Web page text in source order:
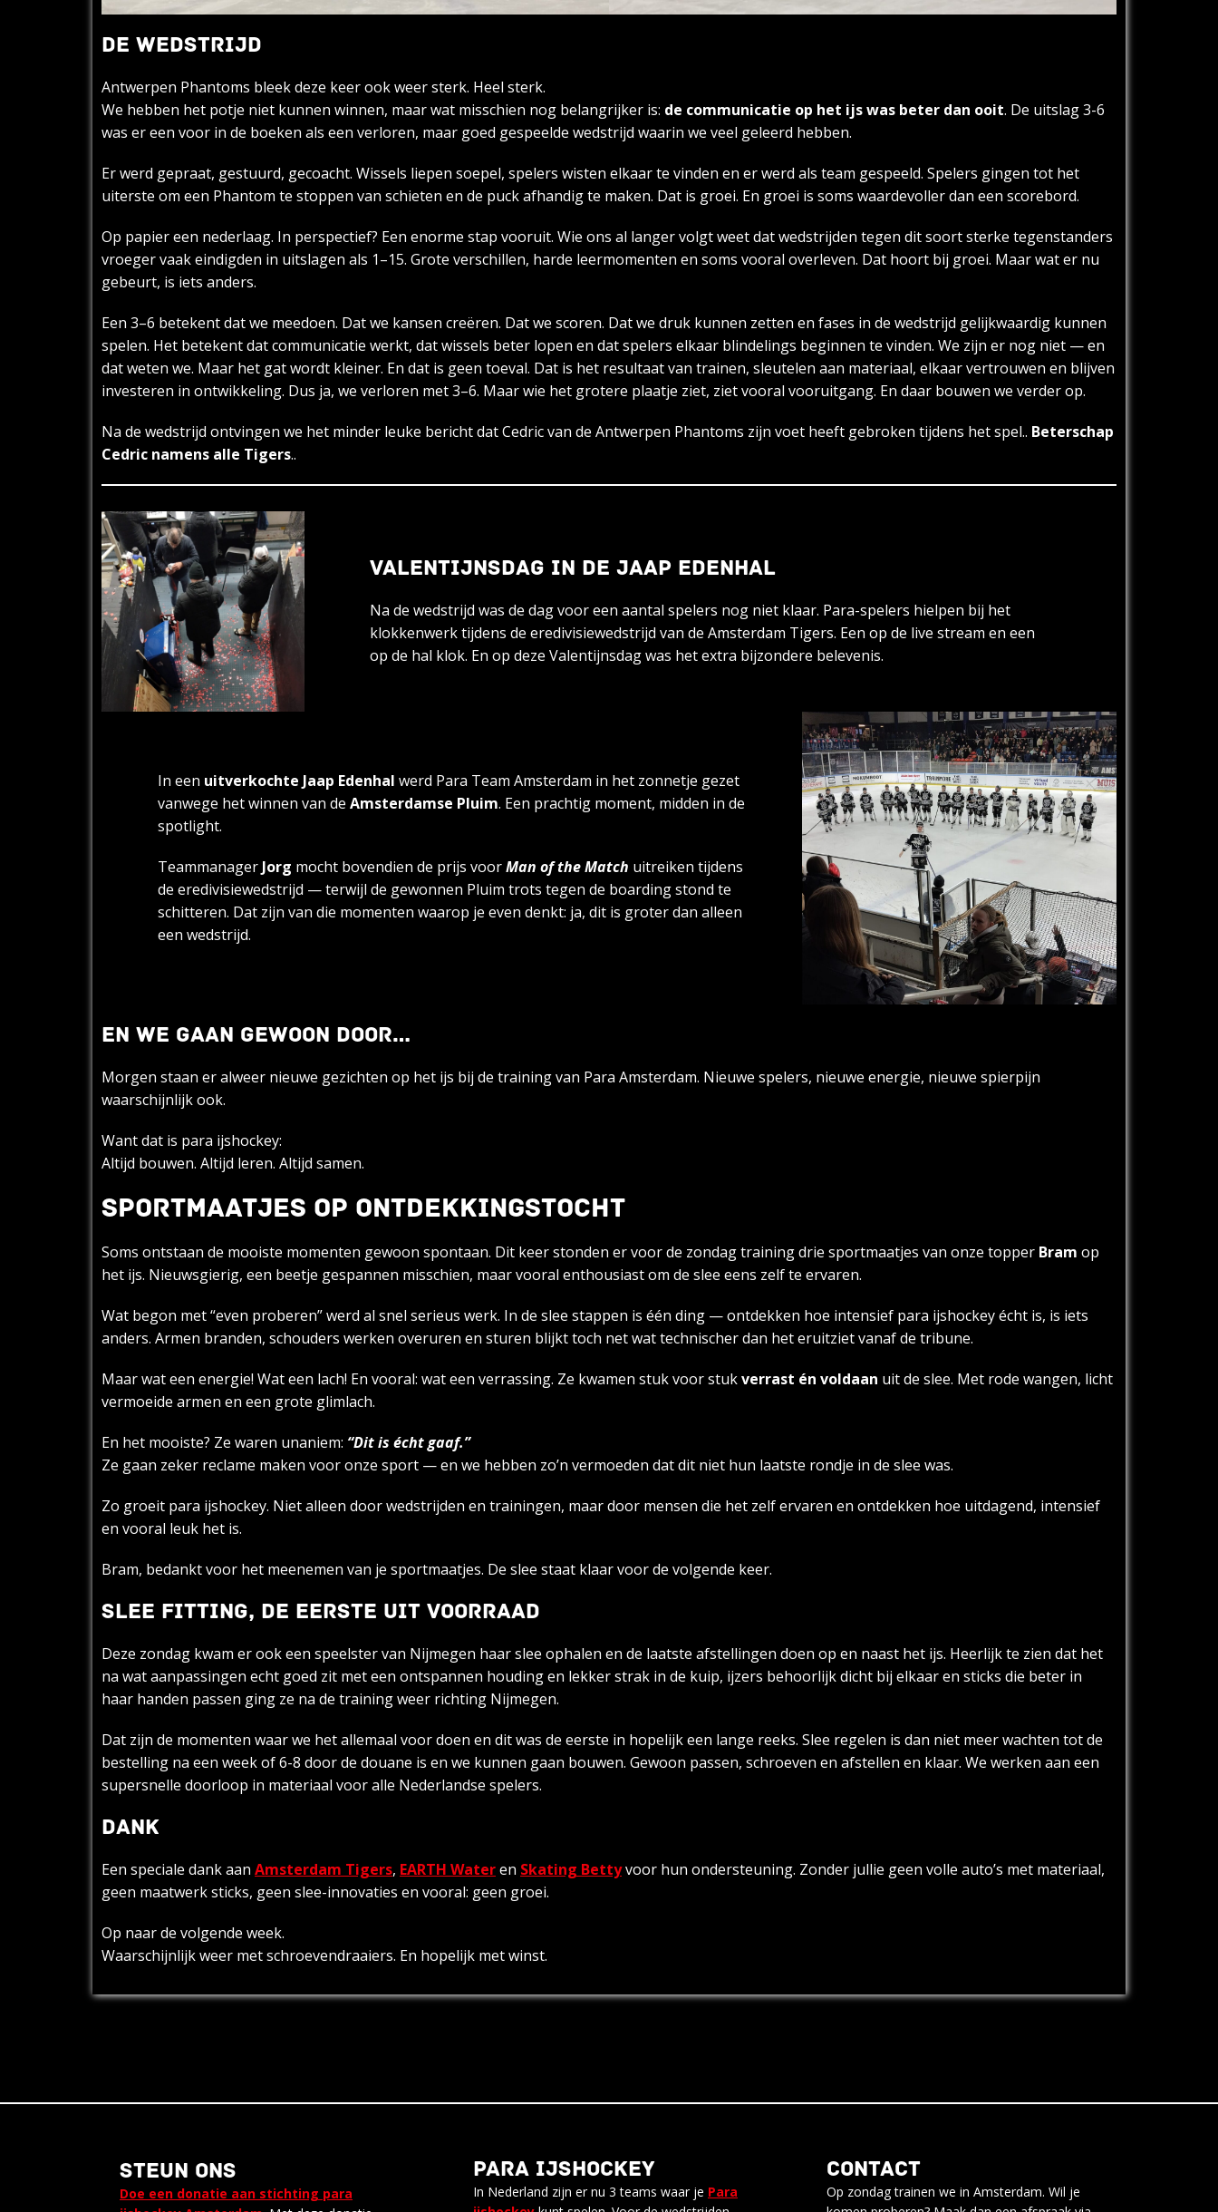
DE WEDSTRIJD
Antwerpen Phantoms bleek deze keer ook weer sterk. Heel sterk.
We hebben het potje niet kunnen winnen, maar wat misschien nog belangrijker is: de communicatie op het ijs was beter dan ooit. De uitslag 3-6
was er een voor in de boeken als een verloren, maar goed gespeelde wedstrijd waarin we veel geleerd hebben.
Er werd gepraat, gestuurd, gecoacht. Wissels liepen soepel, spelers wisten elkaar te vinden en er werd als team gespeeld. Spelers gingen tot het
uiterste om een Phantom te stoppen van schieten en de puck afhandig te maken. Dat is groei. En groei is soms waardevoller dan een scorebord.
Op papier een nederlaag. In perspectief? Een enorme stap vooruit. Wie ons al langer volgt weet dat wedstrijden tegen dit soort sterke tegenstanders
vroeger vaak eindigden in uitslagen als 1–15. Grote verschillen, harde leermomenten en soms vooral overleven. Dat hoort bij groei. Maar wat er nu
gebeurt, is iets anders.
Een 3–6 betekent dat we meedoen. Dat we kansen creëren. Dat we scoren. Dat we druk kunnen zetten en fases in de wedstrijd gelijkwaardig kunnen
spelen. Het betekent dat communicatie werkt, dat wissels beter lopen en dat spelers elkaar blindelings beginnen te vinden. We zijn er nog niet — en
dat weten we. Maar het gat wordt kleiner. En dat is geen toeval. Dat is het resultaat van trainen, sleutelen aan materiaal, elkaar vertrouwen en blijven
investeren in ontwikkeling. Dus ja, we verloren met 3–6. Maar wie het grotere plaatje ziet, ziet vooral vooruitgang. En daar bouwen we verder op.
Na de wedstrijd ontvingen we het minder leuke bericht dat Cedric van de Antwerpen Phantoms zijn voet heeft gebroken tijdens het spel.. Beterschap
Cedric namens alle Tigers..
VALENTIJNSDAG IN DE JAAP EDENHAL
Na de wedstrijd was de dag voor een aantal spelers nog niet klaar. Para-spelers hielpen bij het
klokkenwerk tijdens de eredivisiewedstrijd van de Amsterdam Tigers. Een op de live stream en een
op de hal klok. En op deze Valentijnsdag was het extra bijzondere belevenis.
In een uitverkochte Jaap Edenhal werd Para Team Amsterdam in het zonnetje gezet
vanwege het winnen van de Amsterdamse Pluim. Een prachtig moment, midden in de
spotlight.
Teammanager Jorg mocht bovendien de prijs voorMan of the Match uitreiken tijdens
de eredivisiewedstrijd — terwijl de gewonnen Pluim trots tegen de boarding stond te
schitteren. Dat zijn van die momenten waarop je even denkt: ja, dit is groter dan alleen
een wedstrijd.
EN WE GAAN GEWOON DOOR…
Morgen staan er alweer nieuwe gezichten op het ijs bij de training van Para Amsterdam. Nieuwe spelers, nieuwe energie, nieuwe spierpijn
waarschijnlijk ook.
Want dat is para ijshockey:
Altijd bouwen. Altijd leren. Altijd samen.
SPORTMAATJES OP ONTDEKKINGSTOCHT
Soms ontstaan de mooiste momenten gewoon spontaan. Dit keer stonden er voor de zondag training drie sportmaatjes van onze topper Bram op
het ijs. Nieuwsgierig, een beetje gespannen misschien, maar vooral enthousiast om de slee eens zelf te ervaren.
Wat begon met “even proberen” werd al snel serieus werk. In de slee stappen is één ding — ontdekken hoe intensief para ijshockey écht is, is iets
anders. Armen branden, schouders werken overuren en sturen blijkt toch net wat technischer dan het eruitziet vanaf de tribune.
Maar wat een energie! Wat een lach! En vooral: wat een verrassing. Ze kwamen stuk voor stukverrast én voldaan uit de slee. Met rode wangen, licht
vermoeide armen en een grote glimlach.
En het mooiste? Ze waren unaniem: “Dit is écht gaaf.”
Ze gaan zeker reclame maken voor onze sport — en we hebben zo’n vermoeden dat dit niet hun laatste rondje in de slee was.
Zo groeit para ijshockey. Niet alleen door wedstrijden en trainingen, maar door mensen die het zelf ervaren en ontdekken hoe uitdagend, intensief
en vooral leuk het is.
Bram, bedankt voor het meenemen van je sportmaatjes. De slee staat klaar voor de volgende keer.
SLEE FITTING, DE EERSTE UIT VOORRAAD
Deze zondag kwam er ook een speelster van Nijmegen haar slee ophalen en de laatste afstellingen doen op en naast het ijs. Heerlijk te zien dat het
na wat aanpassingen echt goed zit met een ontspannen houding en lekker strak in de kuip, ijzers behoorlijk dicht bij elkaar en sticks die beter in
haar handen passen ging ze na de training weer richting Nijmegen.
Dat zijn de momenten waar we het allemaal voor doen en dit was de eerste in hopelijk een lange reeks. Slee regelen is dan niet meer wachten tot de
bestelling na een week of 6-8 door de douane is en we kunnen gaan bouwen. Gewoon passen, schroeven en afstellen en klaar. We werken aan een
supersnelle doorloop in materiaal voor alle Nederlandse spelers.
DANK
Een speciale dank aan Amsterdam Tigers, EARTH Wateren Skating Bettyvoor hun ondersteuning. Zonder jullie geen volle auto’s met materiaal,
geen maatwerk sticks, geen slee-innovaties en vooral: geen groei.
Op naar de volgende week.
Waarschijnlijk weer met schroevendraaiers. En hopelijk met winst.
STEUN ONS
Doe een donatie aan stichting para
PARA IJSHOCKEY
In Nederland zijn er nu 3 teams waar je Para
CONTACT
Op zondag trainen we in Amsterdam. Wil je